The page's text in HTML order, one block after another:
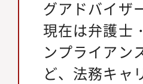
グアドバイザ
現在は弁護士
ンプライアン
ど、法務キャ